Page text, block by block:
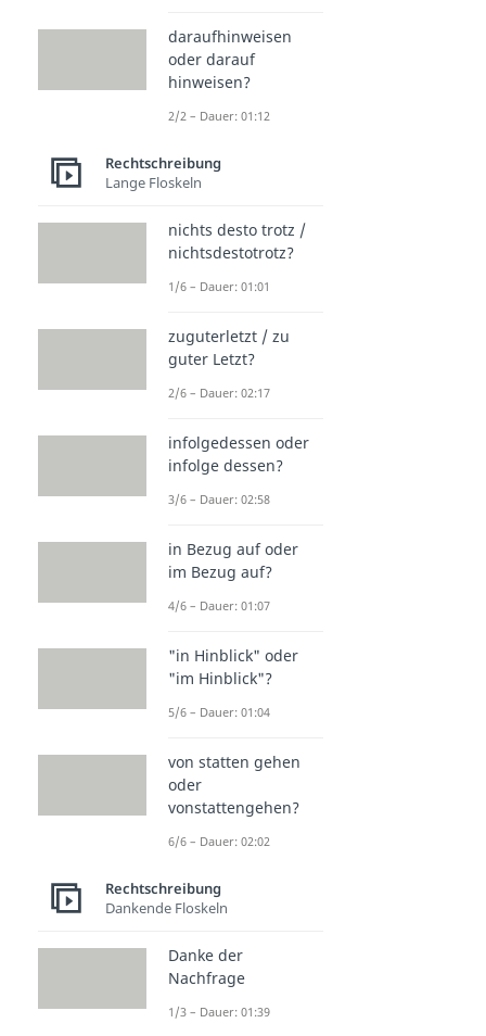
daraufhinweisen
oder darauf
hinweisen?
2/2 – Dauer: 01:12
Rechtschreibung
Lange Floskeln
nichts desto trotz /
nichtsdestotrotz?
1/6 – Dauer: 01:01
zuguterletzt / zu
guter Letzt?
2/6 – Dauer: 02:17
infolgedessen oder
infolge dessen?
3/6 – Dauer: 02:58
in Bezug auf oder
im Bezug auf?
4/6 – Dauer: 01:07
"in Hinblick" oder
"im Hinblick"?
5/6 – Dauer: 01:04
von statten gehen
oder
vonstattengehen?
6/6 – Dauer: 02:02
Rechtschreibung
Dankende Floskeln
Danke der
Nachfrage
1/3 – Dauer: 01:39